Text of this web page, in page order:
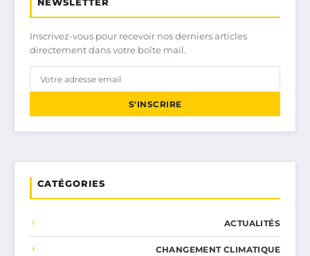
Inscrivez-vous pour recevoir nos derniers articles
directement dans votre boîte mail.
S'INSCRIRE
CATÉGORIES
ACTUALITÉS
CHANGEMENT CLIMATIQUE